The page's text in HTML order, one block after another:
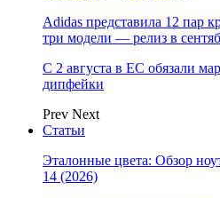
Adidas представила 12 пар
три модели — релиз в
С 2 августа в ЕС обязали
дипфейки
Prev Next
Статьи
Эталонные цвета: Обзор
14 (2026)